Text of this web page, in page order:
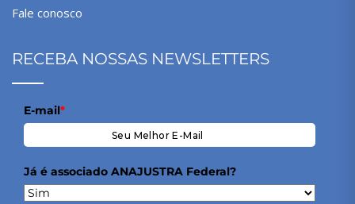
Fale conosco
RECEBA NOSSAS NEWSLETTERS
E-mail*
Já é associado ANAJUSTRA Federal?